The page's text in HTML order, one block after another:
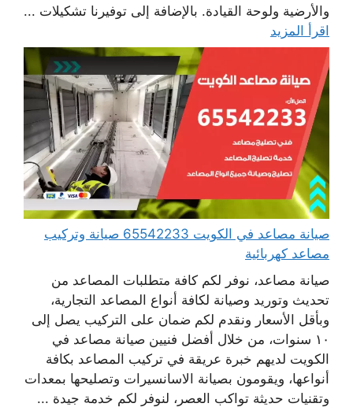
والأرضية ولوحة القيادة. بالإضافة إلى توفيرنا تشكيلات ...
اقرأ المزيد
صيانة مصاعد في الكويت 65542233 صيانة وتركيب
مصاعد كهربائية
صيانة مصاعد، نوفر لكم كافة متطلبات المصاعد من
تحديث وتوريد وصيانة لكافة أنواع المصاعد التجارية،
وبأقل الأسعار ونقدم لكم ضمان على التركيب يصل إلى
١٠ سنوات، من خلال أفضل فنيين صيانة مصاعد في
الكويت لديهم خبرة عريقة في تركيب المصاعد بكافة
أنواعها، ويقومون بصيانة الاسانسيرات وتصليحها بمعدات
وتقنيات حديثة تواكب العصر، لنوفر لكم خدمة جيدة ...